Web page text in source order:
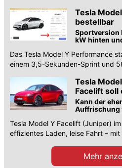
Tesla
bestellbar
Sportversion
kW hinten
Das Tesla Model Y Performance
einem 3,5-Sekunden-Sprint und
Tesla
Facelift soll
Kann der
Auffrischung
Tesla Model Y Facelift (Juniper)
effizientes Laden, leise Fahrt –
Mehr